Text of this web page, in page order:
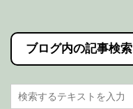
ブログ内の記事検索